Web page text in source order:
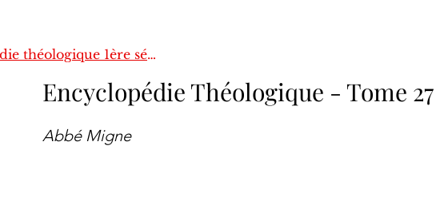
Encyclopédie théologique 1ère série
Encyclopédie Théologique - Tome 27
Abbé Migne